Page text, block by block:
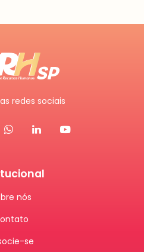
redes sociais
nós
se